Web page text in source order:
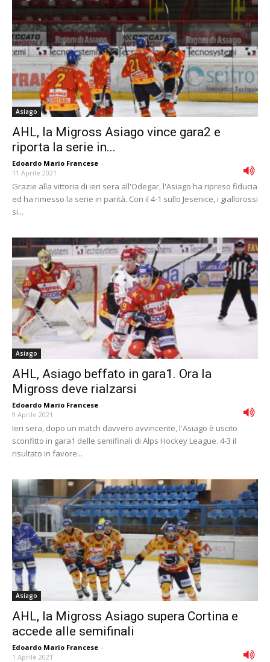
Asiago
AHL, la Migross Asiago vince gara2 e
riporta la serie in...
Edoardo Mario Francese -
11 Aprile 2021
Grazie alla vittoria di ieri sera all'Odegar, l'Asiago ha ripreso fiducia
ed ha rimesso la serie in parità. Con il 4-1 sullo Jesenice, i giallorossi
si...
Asiago
AHL, Asiago beffato in gara1. Ora la
Migross deve rialzarsi
Edoardo Mario Francese -
9 Aprile 2021
Ieri sera, dopo un match davvero avvincente, l'Asiago è uscito
sconfitto in gara1 delle semifinali di Alps Hockey League. 4-3 il
risultato in favore...
Asiago
AHL, la Migross Asiago supera Cortina e
accede alle semifinali
Edoardo Mario Francese -
1 Aprile 2021